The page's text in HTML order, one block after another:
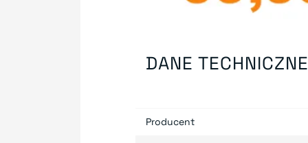
DANE TECHNICZNE
Producent